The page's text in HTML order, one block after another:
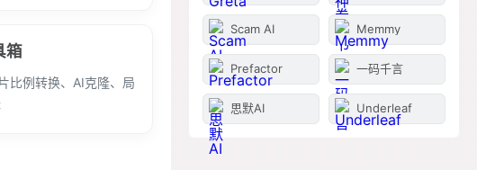
箱
比例转换、AI克隆、局
Scam AI Memmy
Prefactor 一码千言
思默AI Underleaf